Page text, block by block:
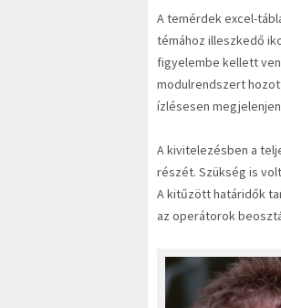
A temérdek excel-
témához illeszkedő
figyelembe kellett
modulrendszert
ízlésesen
A kivitelezésben a
részét. Szükség is
A kitűzött határidők
az operátorok